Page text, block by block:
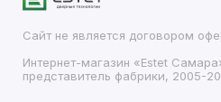
Сайт не является договором
Интернет-магазин «Estet
представитель фабрики, 2005-